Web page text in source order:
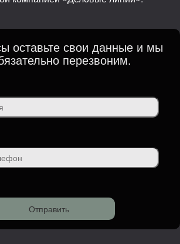
оставьте свои данные и мы
перезвоним.